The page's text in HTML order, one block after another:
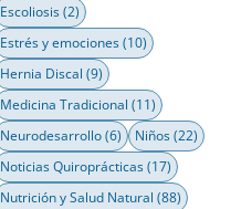
Escoliosis(2)
Estrés y emociones(10)
Hernia Discal (9)
Medicina Tradicional (11)
Neurodesarrollo(6) Niños(22)
Noticias Quiroprácticas(17)
Nutrición y Salud Natural (88)